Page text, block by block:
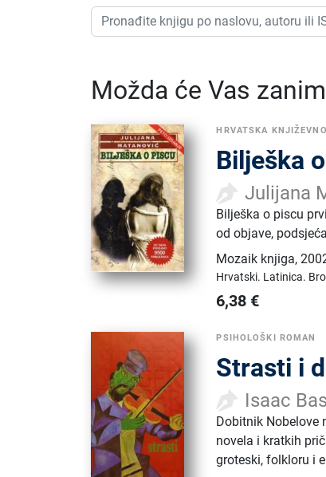
Možda će Vas
HRVATSKA
Bilješka
Julijana
Bilješka o piscu
od objave,
Mozaik knjiga,
Hrvatski. Latinica.
6,38 €
PSIHOLOŠKI ROMAN
Strasti i
Isaac
Dobitnik Nobelove
novela i kratkih
groteski, folkloru i